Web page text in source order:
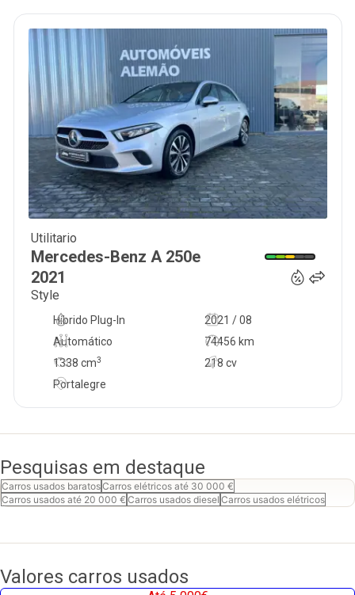
Utilitario
Mercedes-Benz A 250e
2021
Style
2021 / 08
Automático
74456 km
218 cv
Híbrido Plug-In
1338 cm3
Portalegre
Pesquisas em destaque
Carros usados baratosCarros elétricos até 30 000 €
Carros usados até 20 000 € Carros usados diesel Carros usados elétricos
Valores carros usados